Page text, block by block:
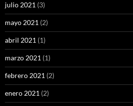
julio 2021 (3)
mayo 2021 (2)
abril 2021 (1)
marzo 2021 (1)
febrero 2021 (2)
enero 2021 (2)